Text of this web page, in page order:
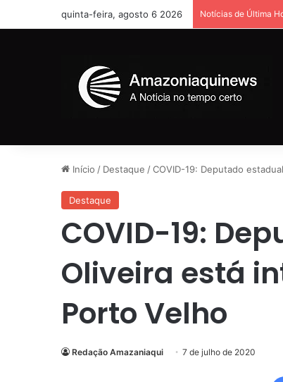
quinta-feira, agosto 6 2026 Notícias de Última
Início / Destaque /COVID-19: Deputado
Destaque
COVID-19:
Oliveira está
Porto Velho
Redação Amazaniaqui 7 de julho de 2020